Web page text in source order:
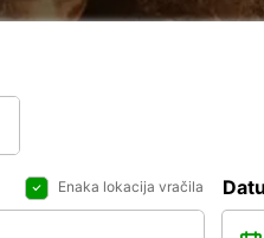
Enaka lokacija vračila